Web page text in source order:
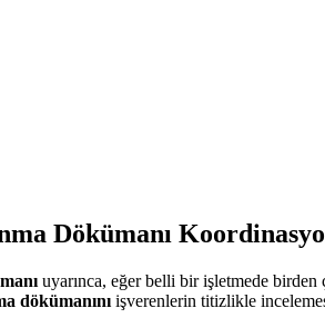
Dökümanı
uyarınca, eğer belli bir işletmede
dökümanını işverenlerin titizlikle